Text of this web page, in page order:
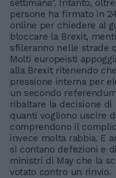
settimana". Intanto,
persone ha firmato in
online per chiedere al
bloccare la Brexit,
sfileranno nelle strade
Molti europeisti
alla Brexit ritenendo
pressione interna per
un secondo
ribaltare la decisione di
quanti vogliono uscire
comprendono il
invece molta rabbia. E
si contano defezioni e
ministri di May che la
votato contro un rinvio.